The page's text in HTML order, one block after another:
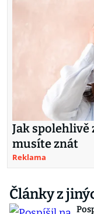
Jak spolehlivě
musíte znát
Reklama
Články z